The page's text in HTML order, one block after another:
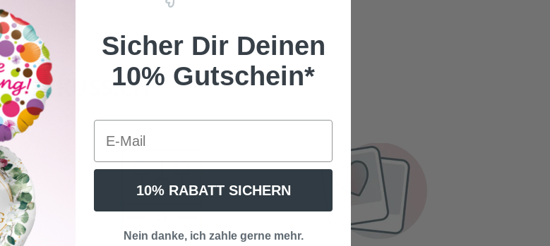
LUFTKUSS.CH
Sicher Dir Deinen
10% Gutschein*
10% RABATT SICHERN
Nein danke, ich zahle gerne mehr.